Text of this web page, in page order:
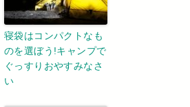
寝袋はコンパクトなも
のを選ぼう!キャンプで
ぐっすりおやすみなさ
い